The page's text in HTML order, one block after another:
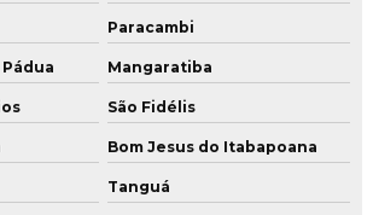
autonivelante
para hangar
poliesportiva
Paracambi
Mangaratiba
São Fidélis
Bom Jesus do Itabapoana
Tanguá